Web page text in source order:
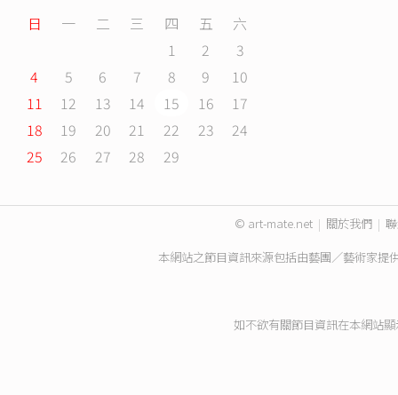
日 一 二 三 四 五
六
1
2
3
4
5 6 7 8 9
10
11
12 13 14 15 16
17
18
19 20 21 22 23
24
25
26 27 28 29
© art-mate.net | 關於我們 |
本網站之節目資訊來源包括由藝團／藝術家提
如不欲有關節目資訊在本網站